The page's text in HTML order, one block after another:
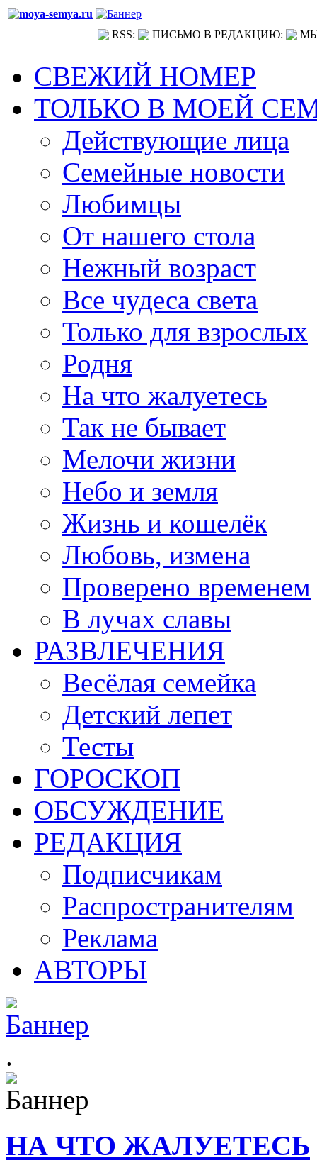
RSS: ПИСЬМО В РЕДАКЦИЮ:
СВЕЖИЙ НОМЕР
ТОЛЬКО В МОЕЙ
Действующие лица
Семейные новости
Любимцы
От нашего стола
Нежный возраст
Все чудеса света
Только для взрослых
Родня
На что жалуетесь
Так не бывает
Мелочи жизни
Небо и земля
Жизнь и кошелёк
Любовь, измена
Проверено временем
В лучах славы
РАЗВЛЕЧЕНИЯ
Весёлая семейка
Детский лепет
Тесты
ГОРОСКОП
ОБСУЖДЕНИЕ
РЕДАКЦИЯ
Подписчикам
Распространителям
Реклама
АВТОРЫ
.
НА ЧТО ЖАЛУЕТЕСЬ